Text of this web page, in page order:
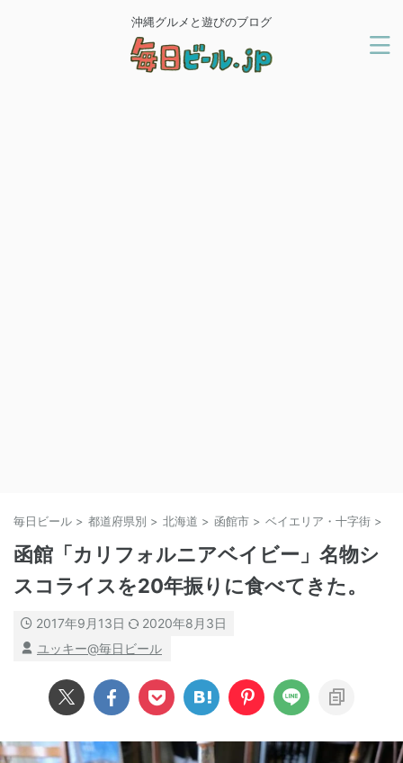
沖縄グルメと遊びのブログ
毎日ビール > 都道府県別 > 北海道 > 函館市 > ベイエリア・十字街 >
函館「カリフォルニアベイビー」名物シ
スコライスを20年振りに食べてきた。
2017年9月13日
2020年8月3日
ユッキー@毎日ビール